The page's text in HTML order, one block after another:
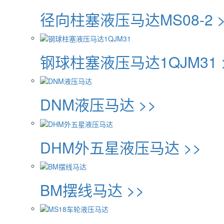
径向柱塞液压马达MS08-2
钢球柱塞液压马达1QJM31
DNM液压马达 >>
DHM外五星液压马达 >>
BM摆线马达 >>